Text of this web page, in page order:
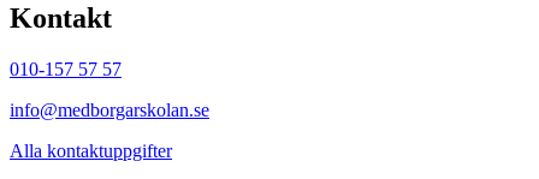
Kontakt
010-157 57 57
info@medborgarskolan.se
Alla kontaktuppgifter